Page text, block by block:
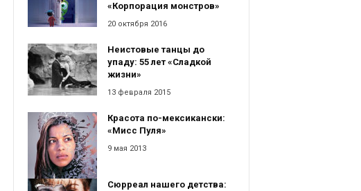
«Корпорация монстров»
20 октября 2016
Неистовые танцы до
упаду: 55 лет «Сладкой
жизни»
13 февраля 2015
Красота по-мексикански:
«Мисс Пуля»
9 мая 2013
Сюрреал нашего детства: